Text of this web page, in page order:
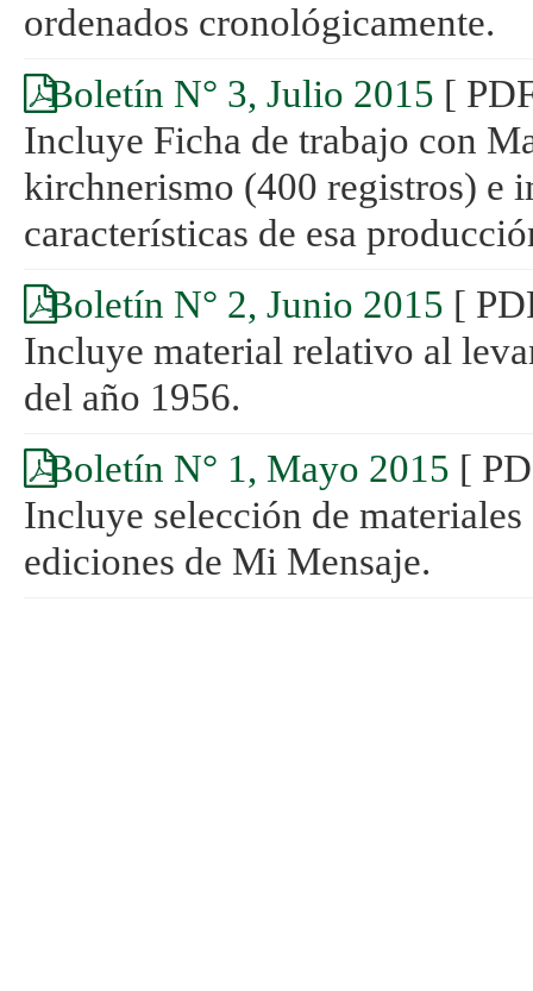
ordenados cronológicamente.
Boletín N° 3, Julio 2015 [
Incluye Ficha de trabajo con
kirchnerismo (400 registros) e
características de esa
Boletín N° 2, Junio 2015 [
Incluye material relativo al
del año 1956.
Boletín N° 1, Mayo 2015 [
Incluye selección de
ediciones de Mi Mensaje.